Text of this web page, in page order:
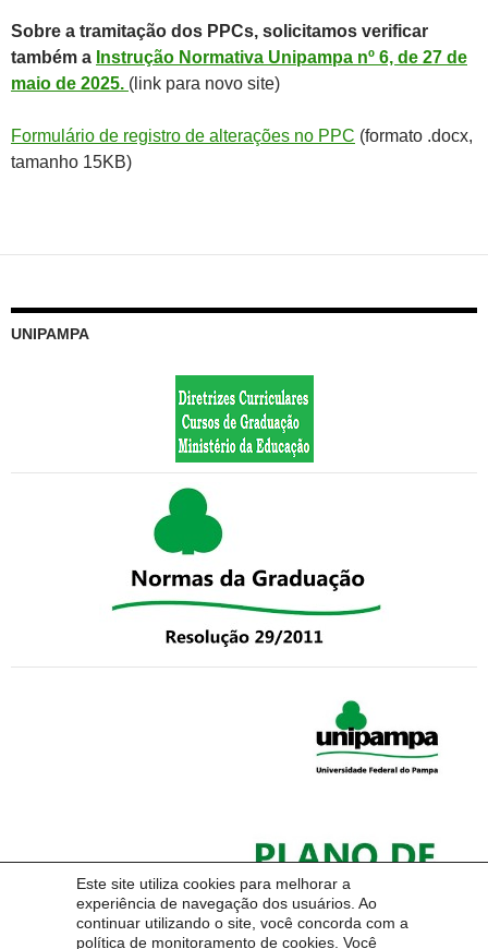
Este site utiliza cookies para melhorar a
experiência de navegação dos usuários. Ao
continuar utilizando o site, você concorda com a
política de monitoramento de cookies. Você
Sobre a tramitação dos PPCs, solicitamos verificar
também a Instrução Normativa Unipampa nº 6, de 27 de
maio de 2025. (link para novo site)
Formulário de registro de alterações no PPC (formato .docx,
tamanho 15KB)
UNIPAMPA